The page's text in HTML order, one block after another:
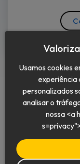
Usamos cookies
experiência
personalizados
analisar o
nossa <a